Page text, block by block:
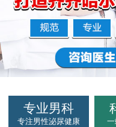
专业男科
专注男性泌尿健康